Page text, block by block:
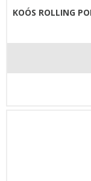
KOÓS ROLLING